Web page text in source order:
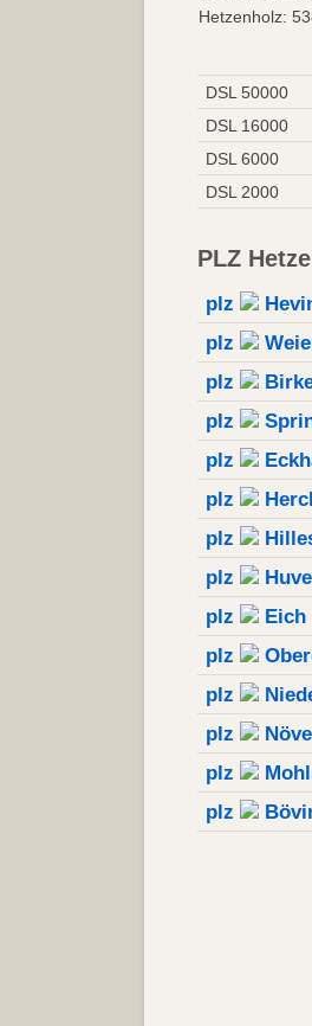
Hetzenholz:
DSL 50000
DSL 16000
DSL 6000
DSL 2000
PLZ
plz
plz
plz
plz
plz
plz
plz
plz
plz
Eich
plz
plz
plz
plz
plz